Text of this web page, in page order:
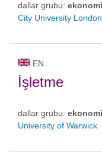
dallar grubu:
City University London
EN
İşletme
dallar grubu:
University of Warwick